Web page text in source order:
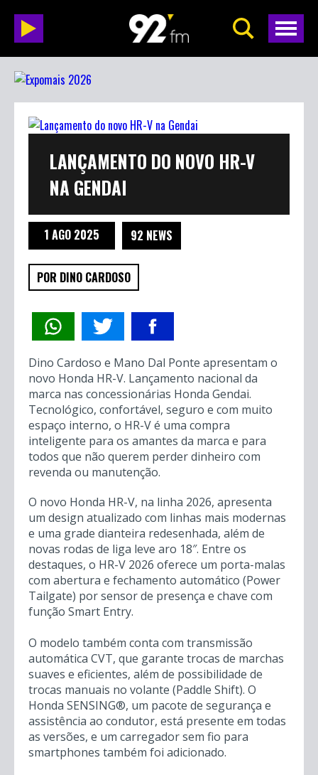
LANÇAMENTO DO NOVO HR-V
NA GENDAI
1 AGO 2025 92 NEWS
POR DINO CARDOSO
Dino Cardoso e Mano Dal Ponte apresentam o
novo Honda HR-V. Lançamento nacional da
marca nas concessionárias Honda Gendai.
Tecnológico, confortável, seguro e com muito
espaço interno, o HR-V é uma compra
inteligente para os amantes da marca e para
todos que não querem perder dinheiro com
revenda ou manutenção.
O novo Honda HR-V, na linha 2026, apresenta
um design atualizado com linhas mais modernas
e uma grade dianteira redesenhada, além de
novas rodas de liga leve aro 18″. Entre os
destaques, o HR-V 2026 oferece um porta-malas
com abertura e fechamento automático (Power
Tailgate) por sensor de presença e chave com
função Smart Entry.
O modelo também conta com transmissão
automática CVT, que garante trocas de marchas
suaves e eficientes, além de possibilidade de
trocas manuais no volante (Paddle Shift). O
Honda SENSING®, um pacote de segurança e
assistência ao condutor, está presente em todas
as versões, e um carregador sem fio para
smartphones também foi adicionado.